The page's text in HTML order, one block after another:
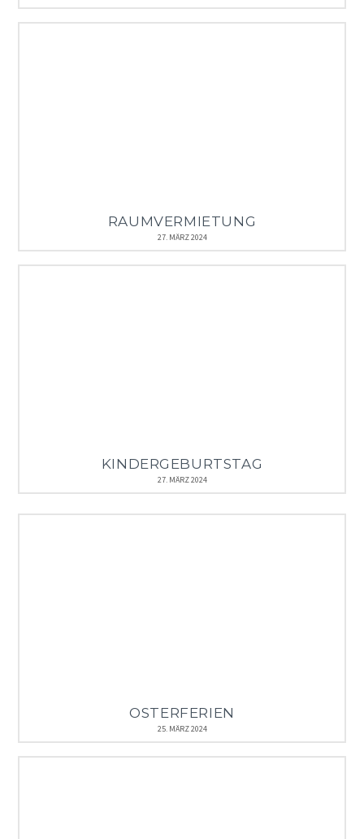
RAUMVERMIETUNG
27. MÄRZ 2024
KINDERGEBURTSTAG
27. MÄRZ 2024
OSTERFERIEN
25. MÄRZ 2024